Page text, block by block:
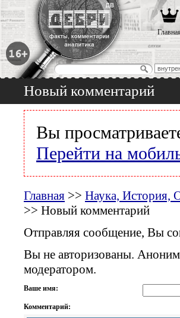
Новый комментарий
Вы
Перейти на
Главная >> Наука, История,
>> Новый комментарий
Отправляя сообщение, Вы
Вы не авторизованы.
модератором.
Ваше имя:
Комментарий: